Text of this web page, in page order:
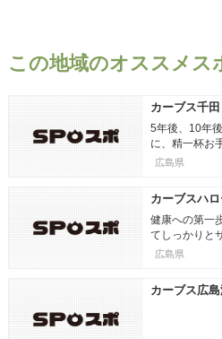
この地域のオススメス
カーブス千田
5年後、10年
に、精一杯お
広島県
カーブスハ
健康への第一
てしっかりと
広島県
カーブス広島